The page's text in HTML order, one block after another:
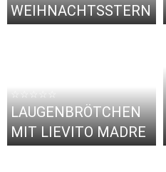
WEIHNACHTSSTERN
☆☆☆☆☆
LAUGENBRÖTCHEN
MIT LIEVITO MADRE